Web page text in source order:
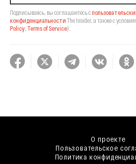
Подписываясь, вы соглашаетесь с
конфиденциальности The Insider, а также с
Policy, Terms of Service).
О проекте
Пользовательское
Политика